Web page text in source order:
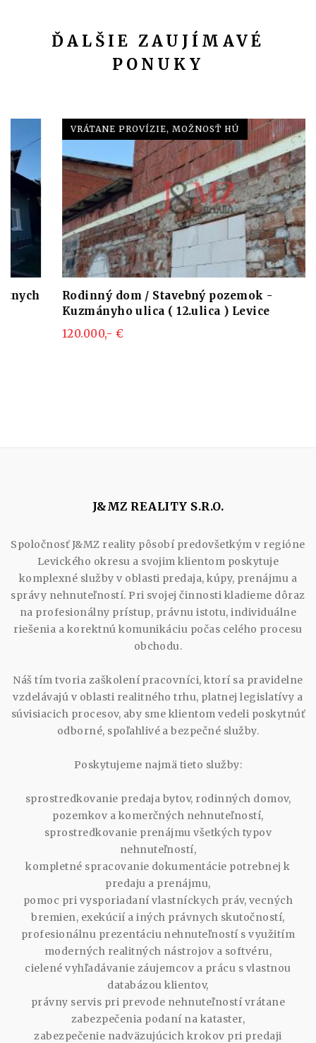
ĎALŠIE ZAUJÍMAVÉ
PONUKY
VRÁTANE PROVÍZIE, MOŽNOSŤ HÚ
Rodinný dom / Stavebný pozemok -
Kuzmányho ulica ( 12.ulica ) Levice
120.000,- €
J&MZ REALITY S.R.O.
Spoločnosť J&MZ reality pôsobí predovšetkým v regióne
Levického okresu a svojim klientom poskytuje
komplexné služby v oblasti predaja, kúpy, prenájmu a
správy nehnuteľností. Pri svojej činnosti kladieme dôraz
na profesionálny prístup, právnu istotu, individuálne
riešenia a korektnú komunikáciu počas celého procesu
obchodu.
Náš tím tvoria zaškolení pracovníci, ktorí sa pravidelne
vzdelávajú v oblasti realitného trhu, platnej legislatívy a
súvisiacich procesov, aby sme klientom vedeli poskytnúť
odborné, spoľahlivé a bezpečné služby.
Poskytujeme najmä tieto služby:
sprostredkovanie predaja bytov, rodinných domov,
pozemkov a komerčných nehnuteľností,
sprostredkovanie prenájmu všetkých typov
nehnuteľností,
kompletné spracovanie dokumentácie potrebnej k
predaju a prenájmu,
pomoc pri vysporiadaní vlastníckych práv, vecných
bremien, exekúcií a iných právnych skutočností,
profesionálnu prezentáciu nehnuteľností s využitím
moderných realitných nástrojov a softvéru,
cielené vyhľadávanie záujemcov a prácu s vlastnou
databázou klientov,
právny servis pri prevode nehnuteľností vrátane
zabezpečenia podaní na kataster,
zabezpečenie nadväzujúcich krokov pri predaji